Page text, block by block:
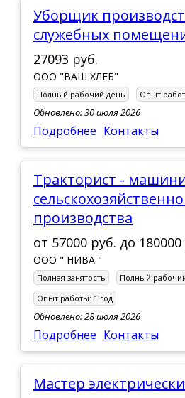
Уборщик производственных и
служебных
27093 руб.
ООО "ВАШ ХЛЕБ"
Полный рабочий день Опыт
Обновлено: 30 июля 2026
Подробнее Контакты
Тракторист - машинист
производства
от 57000 руб. до
ООО " НИВА "
Полная занятость
Полный
Опыт работы: 1 год
Обновлено: 28 июля 2026
Подробнее Контакты
Мастер